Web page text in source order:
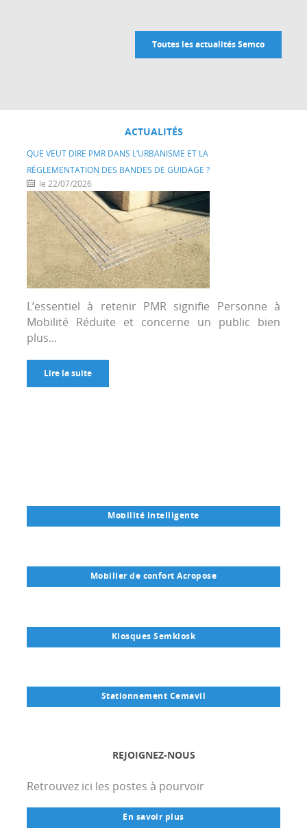
Toutes les actualités Semco
ACTUALITÉS
QUE VEUT DIRE PMR DANS L’URBANISME ET LA
RÉGLEMENTATION DES BANDES DE GUIDAGE ?
le 22/07/2026
L’essentiel à retenir PMR signifie Personne à
Mobilité Réduite et concerne un public bien
plus...
Lire la suite
Mobilité intelligente
Mobilier de confort Acropose
Kiosques Semkiosk
Stationnement Cemavil
REJOIGNEZ-NOUS
Retrouvez ici les postes à pourvoir
En savoir plus